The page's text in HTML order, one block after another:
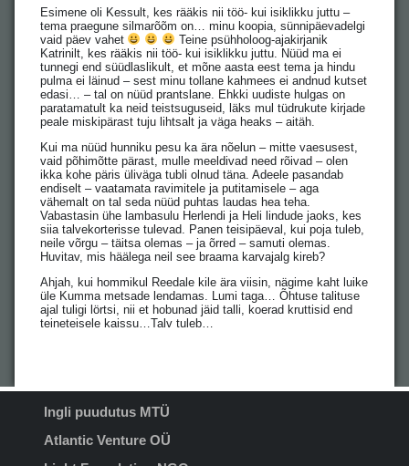
Esimene oli Kessult, kes rääkis nii töö- kui isiklikku juttu –
tema praegune silmarõõm on… minu koopia, sünnipäevadelgi
vaid päev vahet
Teine psühholoog-ajakirjanik
Katrinilt, kes rääkis nii töö- kui isiklikku juttu. Nüüd ma ei
tunnegi end süüdlaslikult, et mõne aasta eest tema ja hindu
pulma ei läinud – sest minu tollane kahmees ei andnud kutset
edasi… – tal on nüüd prantslane. Ehkki uudiste hulgas on
paratamatult ka neid teistsuguseid, läks mul tüdrukute kirjade
peale miskipärast tuju lihtsalt ja väga heaks – aitäh.
Kui ma nüüd hunniku pesu ka ära nõelun – mitte vaesusest,
vaid põhimõtte pärast, mulle meeldivad need rõivad – olen
ikka kohe päris üliväga tubli olnud täna. Adeele pasandab
endiselt – vaatamata ravimitele ja putitamisele – aga
vähemalt on tal seda nüüd puhtas laudas hea teha.
Vabastasin ühe lambasulu Herlendi ja Heli lindude jaoks, kes
siia talvekorterisse tulevad. Panen teisipäeval, kui poja tuleb,
neile võrgu – täitsa olemas – ja õrred – samuti olemas.
Huvitav, mis häälega neil see braama karvajalg kireb?
Ahjah, kui hommikul Reedale kile ära viisin, nägime kaht luike
üle Kumma metsade lendamas. Lumi taga… Õhtuse talituse
ajal tuligi lörtsi, nii et hobunad jäid talli, koerad kruttisid end
teineteisele kaissu…Talv tuleb…
Ingli puudutus MTÜ
Atlantic Venture OÜ